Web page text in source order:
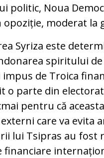
politic, Noua
opoziție, moderat la
Syriza este
spiritului
de Troica
o parte din
pentru că
care va evita
lui Tsipras au fost
financiare